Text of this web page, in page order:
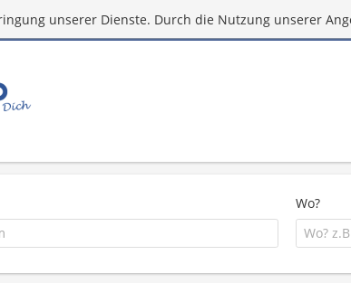
unserer Dienste. Durch die Nutzung unserer
Wo?